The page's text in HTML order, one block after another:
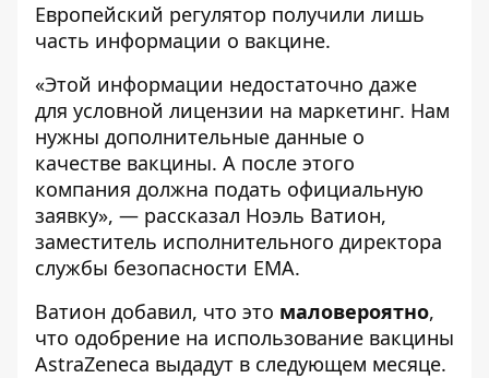
Европейский регулятор получили лишь
часть информации о вакцине.
«Этой информации недостаточно даже
для условной лицензии на маркетинг. Нам
нужны дополнительные данные о
качестве вакцины. А после этого
компания должна подать официальную
заявку», — рассказал Ноэль Ватион,
заместитель исполнительного директора
службы безопасности ЕМА.
Ватион добавил, что это маловероятно,
что одобрение на использование вакцины
AstraZeneca выдадут в следующем месяце.